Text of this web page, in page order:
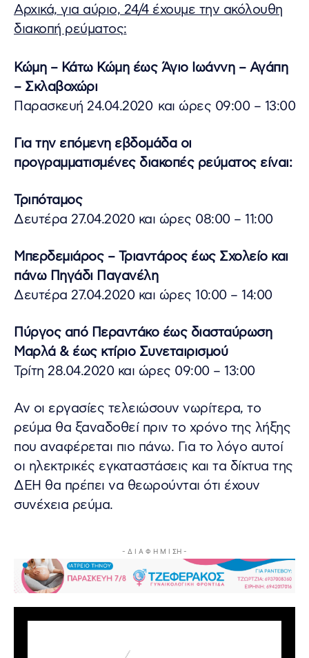
Αρχικά, για αύριο, 24/4 έχουμε την ακόλουθη
διακοπή ρεύματος:
Κώμη – Κάτω Κώμη έως Άγιο Ιωάννη – Αγάπη
– Σκλαβοχώρι
Παρασκευή 24.04.2020 και ώρες 09:00 – 13:00
Για την επόμενη εβδομάδα οι
προγραμματισμένες διακοπές ρεύματος είναι:
Τριπόταμος
Δευτέρα 27.04.2020 και ώρες 08:00 – 11:00
Μπερδεμιάρος – Τριαντάρος έως Σχολείο και
πάνω Πηγάδι Παγανέλη
Δευτέρα 27.04.2020 και ώρες 10:00 – 14:00
Πύργος από Περαντάκο έως διασταύρωση
Μαρλά & έως κτίριο Συνεταιρισμού
Τρίτη 28.04.2020 και ώρες 09:00 – 13:00
Αν οι εργασίες τελειώσουν νωρίτερα, το
ρεύμα θα ξαναδοθεί πριν το χρόνο της λήξης
που αναφέρεται πιο πάνω. Για το λόγο αυτοί
οι ηλεκτρικές εγκαταστάσεις και τα δίκτυα της
ΔΕΗ θα πρέπει να θεωρούνται ότι έχουν
συνέχεια ρεύμα.
- Δ Ι Α Φ Η Μ Ι ΣΗ -